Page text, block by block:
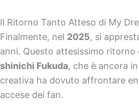
Il Ritorno Tanto Atteso di My
Finalmente, nel 2025, si
anni. Questo attesissimo ritorno
shinichi Fukuda, che è ancora
creativa ha dovuto affrontare
accese dei fan.